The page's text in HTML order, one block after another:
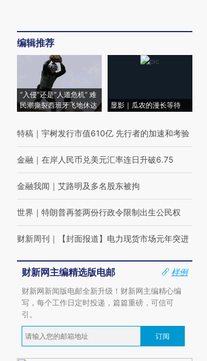
编辑推荐
“入侵”还是“人道危机” 难
民潮撕裂西班牙飞地休达
显影｜瓜农的漫长等待
特稿 ｜ 宇树发行市值610亿 先行者的加速和考验
金融 ｜ 在岸人民币兑美元汇率连日升破6.75
金融我闻 ｜ 艾路明及多名股东被拘
世界 ｜ 特朗普再签两份行政令限制出生公民权
财新周刊 ｜ 【封面报道】电力现货市场元年突进
财新网主编精选版电邮
样例
财新网新闻版电邮全新升级！财新网主编精心编
写，每个工作日定时投递，篇篇重磅，可信可
引。
订阅